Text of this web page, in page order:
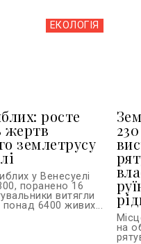
ЕКОЛОГІЯ
росте
жертв
землетрусу
у Венесуелі
поранено 16
витягли
понад 6400 живих...
на